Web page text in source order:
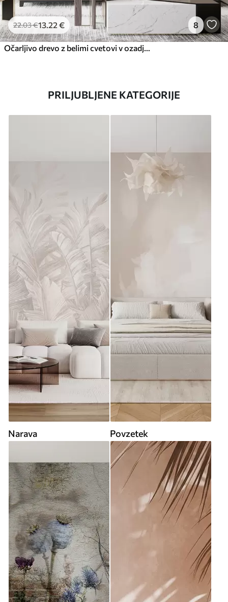
22.03€13.22 € 8
Očarljivo drevo z belimi cvetovi v ozadju oblakov v zanimivem slogu v nežnih toplih barvah
PRILJUBLJENE KATEGORIJE
Narava Povzetek